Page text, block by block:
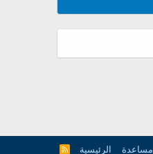
مساعدة الرئيسية
R